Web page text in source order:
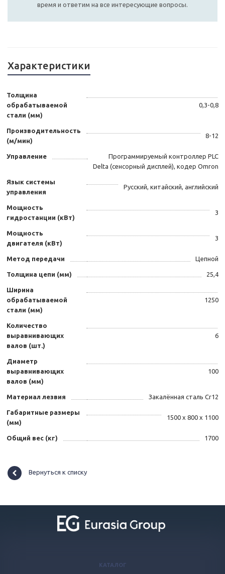
время и ответим на все интересующие вопросы.
Характеристики
Толщина
обрабатываемой
стали (мм)
0,3-0,8
Производительность
(м/мин)
8-12
Управление
Программируемый контроллер PLC
Delta (сенсорный дисплей), кодер Omron
Язык системы
управления
Русский, китайский, английский
Мощность
гидростанции (кВт)
3
Мощность
двигателя (кВт)
3
Метод передачи Цепной
Толщина цепи (мм) 25,4
Ширина
обрабатываемой
стали (мм)
1250
Количество
выравнивающих
валов (шт.)
6
Диаметр
выравнивающих
валов (мм)
100
Материал лезвия Закалённая сталь Cr12
Габаритные размеры
(мм)
1500 х 800 х 1100
Общий вес (кг) 1700
Вернуться к списку
КАТАЛОГ